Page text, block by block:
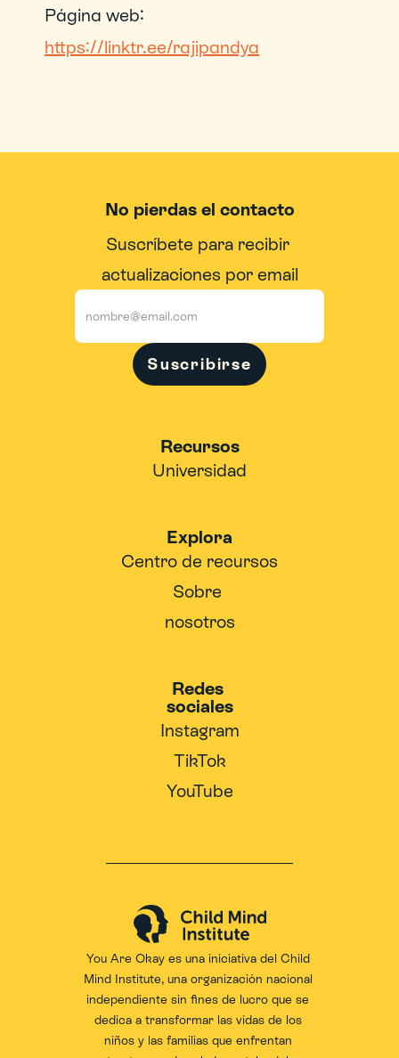
https://linktr.ee/rajipandya
No pierdas el contacto
Suscríbete para recibir
actualizaciones por email
Suscribirse
Recursos
Universidad
Explora
Centro de recursos
Sobre
nosotros
Redes
sociales
Instagram
TikTok
YouTube
You Are Okay es una iniciativa del Child
Mind Institute, una organización nacional
independiente sin fines de lucro que se
dedica a transformar las vidas de los
niños y las familias que enfrentan